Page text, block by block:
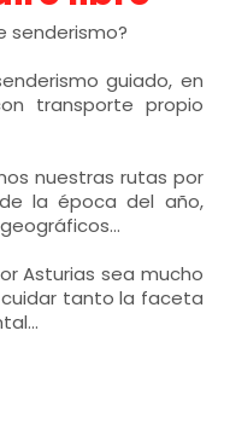
senderismo?
guiado, en
transporte propio
nuestras rutas por
la época del año,
Asturias sea mucho
cuidar tanto la faceta